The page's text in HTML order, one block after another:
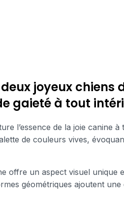
joyeux
gaieté à tout
l’essence de la joie canine
de couleurs vives,
offre un aspect visuel unique
géométriques ajoutent